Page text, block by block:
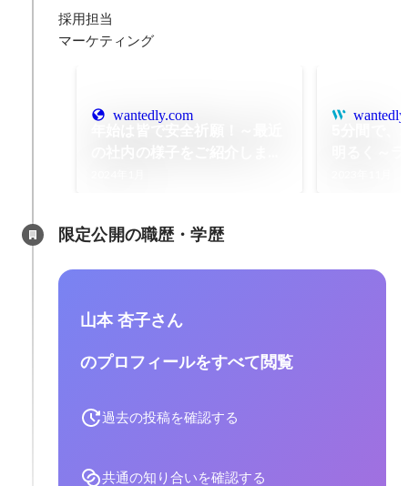
採用担当
マーケティング
wantedly.com
限定公開の職歴・学歴
山本 杏子さん
のプロフィールをすべて閲覧
過去の投稿を確認する
共通の知り合いを確認する